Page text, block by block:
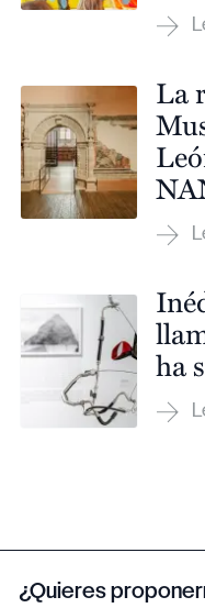
La
ha
¿Quieres